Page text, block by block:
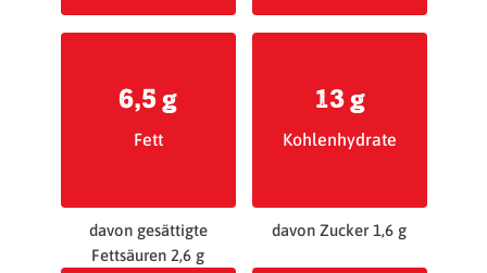
6,5 g
Fett
davon gesättigte
Fettsäuren 2,6 g
13 g
Kohlenhydrate
davon Zucker 1,6 g